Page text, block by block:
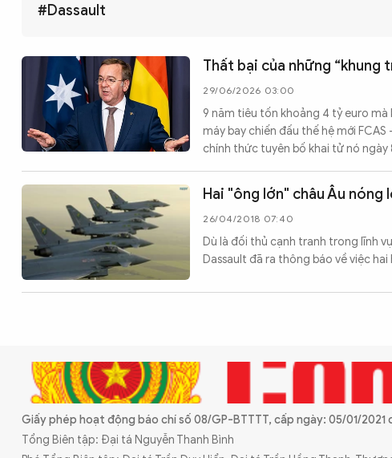
XÃ HỘI
CÔNG NGHỆ
VĂN HÓA - THỂ THAO
BẠN ĐỌC & CAND
eMagazine
Podcast
Video Ảnh
Infographic
#Dassault
Thất bại của những “khung
29/06/2026 03:00
9 năm tiêu tốn khoảng 4 tỷ euro
máy bay chiến đấu thế hệ mới
chính thức tuyên bố khai tử nó ngày
Hai "ông lớn" châu Âu
26/04/2018 07:40
Dù là đối thủ cạnh tranh trong lĩnh
Dassault đã ra thông báo về việc
Giấy phép hoạt động báo chí số 08/GP-BTTTT, cấp ngày: 05/01/
Tổng Biên tập: Đại tá Nguyễn Thanh Bình